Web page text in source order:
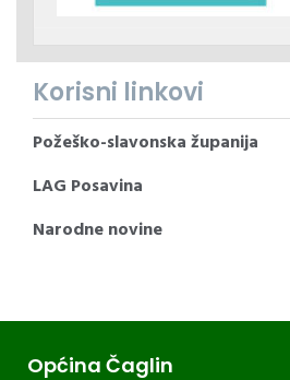
Korisni linkovi
Požeško-slavonska županija
LAG Posavina
Narodne novine
Općina Čaglin